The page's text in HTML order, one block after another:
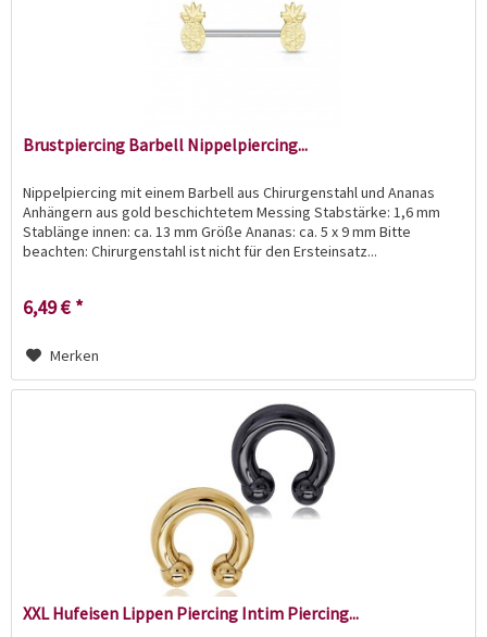
Brustpiercing Barbell Nippelpiercing...
Nippelpiercing mit einem Barbell aus Chirurgenstahl und Ananas
Anhängern aus gold beschichtetem Messing Stabstärke: 1,6 mm
Stablänge innen: ca. 13 mm Größe Ananas: ca. 5 x 9 mm Bitte
beachten: Chirurgenstahl ist nicht für den Ersteinsatz...
6,49 € *
Merken
XXL Hufeisen Lippen Piercing Intim Piercing...